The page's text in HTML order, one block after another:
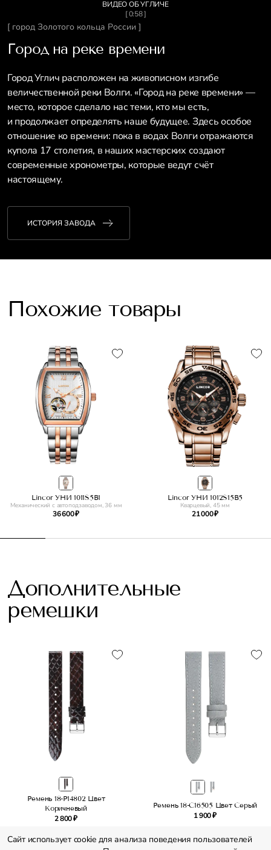
ВИДЕО ОБ УГЛИЧЕ
[ 0:58 ]
[ город Золотого кольца России ]
Город на реке времени
Город Углич расположен на живописном изгибе
величественной реки Волги. «Город на реке времени» —
место, которое сделало нас теми, кто мы есть,
и продолжает определять наше будущее. Здесь особое
отношение ко времени: пока в водах Волги отражаются
купола 17 столетия, в наших мастерских создают
современные хронометры, которые ведут счёт
настоящему.
ИСТОРИЯ ЗАВОДА
Похожие товары
Lincor УНИ 1011S5B1
Механический с автоподзаводом, 36 мм
36 600 ₽
Lincor УНИ 1012S15B5
Кварцевый, 45 мм
21 000 ₽
Дополнительные
ремешки
Ремень 18-P14802 Цвет
Коричневый
2 800 ₽
Ремень 18-C16505 Цвет Серый
1 900 ₽
Сайт использует cookie для анализа поведения пользователей